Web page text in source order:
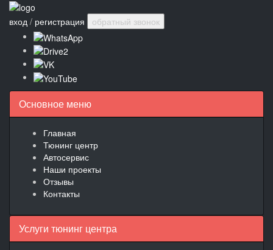
вход / регистрация обратный звонок
Основное меню
Главная
Тюнинг центр
Автосервис
Наши проекты
Отзывы
Контакты
Услуги тюнинг центра